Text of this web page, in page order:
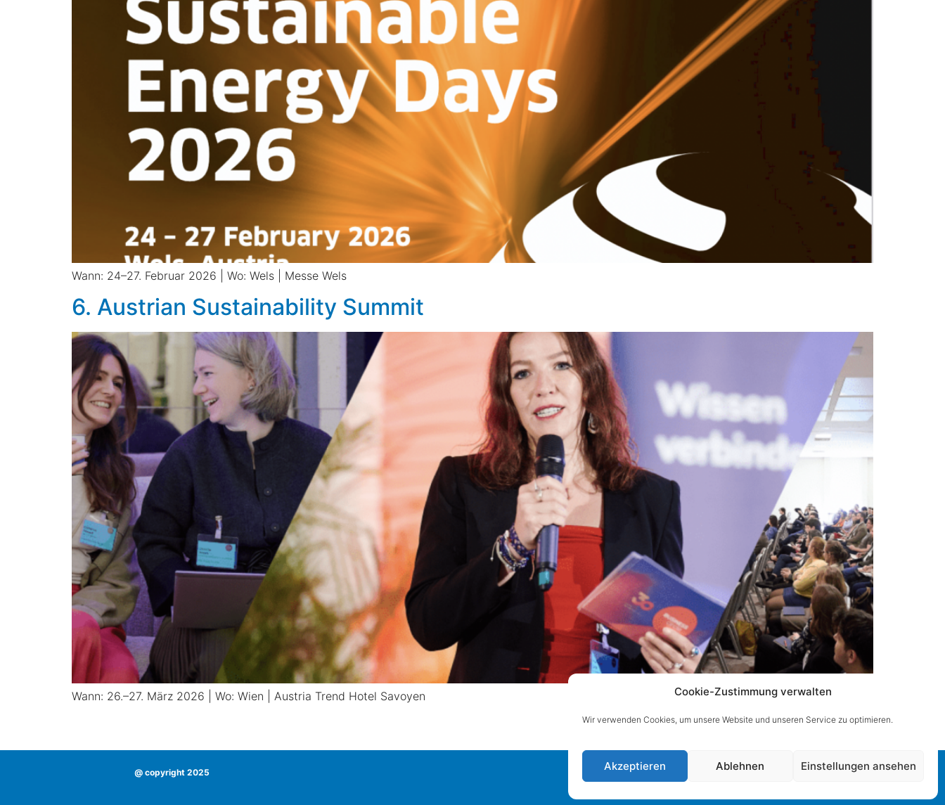
Cookie-Zustimmung verwalten
Wir verwenden Cookies, um unsere Website und unseren Service zu optimieren.
Akzeptieren Ablehnen Einstellungen ansehen
Wann: 24–27. Februar 2026 | Wo: Wels | Messe Wels
6. Austrian Sustainability Summit
Wann: 26.–27. März 2026 | Wo: Wien | Austria Trend Hotel Savoyen
@ copyright 2025 Impressum Datenschutz|